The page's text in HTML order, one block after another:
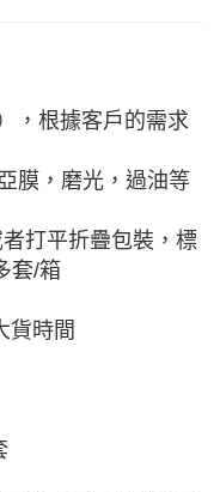
，根據客戶的需求
膜，磨光，過油等
打平折疊包裝，標
套/箱
貨時間